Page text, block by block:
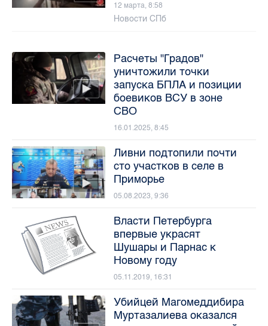
12 марта, 8:58
Новости СПб
Расчеты "Градов"
уничтожили точки
запуска БПЛА и позиции
боевиков ВСУ в зоне
СВО
16.01.2025, 8:45
Ливни подтопили почти
сто участков в селе в
Приморье
05.08.2023, 9:36
Власти Петербурга
впервые украсят
Шушары и Парнас к
Новому году
05.11.2019, 16:31
Убийцей Магомеддибира
Муртазалиева оказался